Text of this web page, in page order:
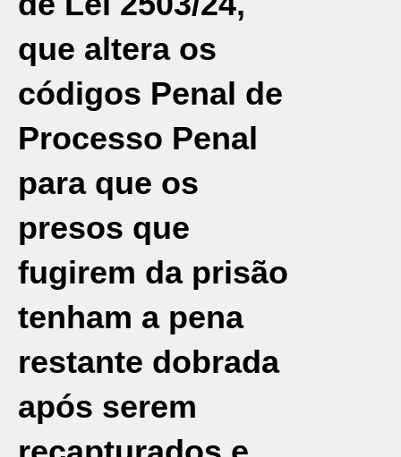
que altera os
códigos Penal de
Processo Penal
para que os
presos que
fugirem da prisão
tenham a pena
restante dobrada
após serem